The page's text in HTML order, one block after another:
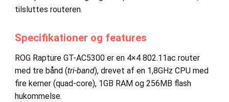
tilsluttes routeren.
Specifikationer og features
ROG Rapture GT-AC5300 er en 4×4 802.11ac router
med tre bånd (tri-band), drevet af en 1,8GHz CPU med
fire kerner (quad-core), 1GB RAM og 256MB flash
hukommelse.